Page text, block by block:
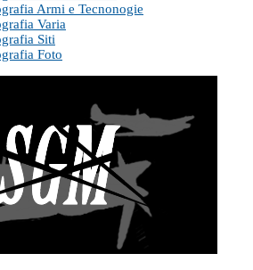
Armi e Tecnonogie
Varia
Siti
Foto